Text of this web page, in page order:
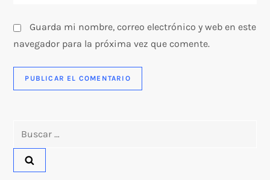
Guarda mi nombre, correo electrónico y web en este
navegador para la próxima vez que comente.